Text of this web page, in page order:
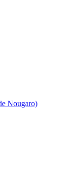
Nougaro)